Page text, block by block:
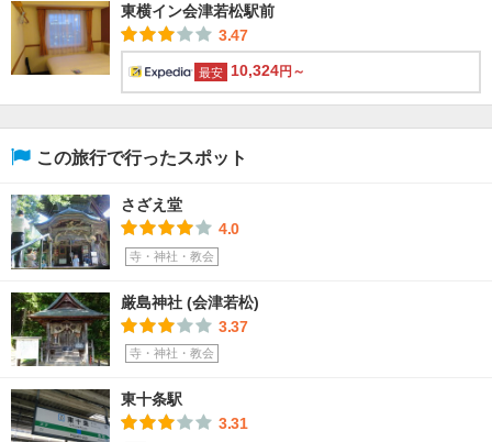
東横イン会津若松駅前
3.47
最安 10,324円～
この旅行で行ったスポット
さざえ堂
4.0
寺・神社・教会
厳島神社 (会津若松)
3.37
寺・神社・教会
東十条駅
3.31